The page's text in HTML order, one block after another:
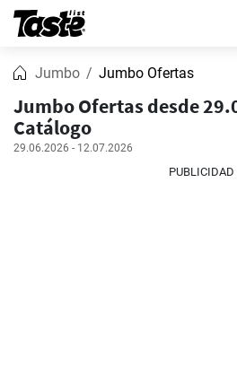
Jumbo Jumbo Ofertas
Jumbo Ofertas desde
Catálogo
29.06.2026 - 12.07.2026
PUBLICIDAD